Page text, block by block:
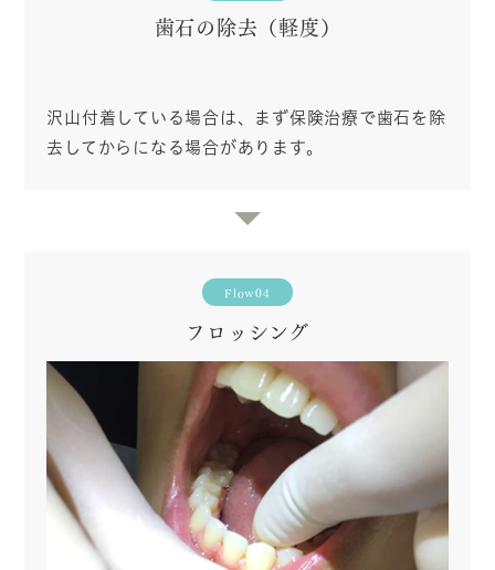
歯石の除去（軽度）
沢山付着している場合は、まず保険治療で歯石を除
去してからになる場合があります。
Flow04
フロッシング